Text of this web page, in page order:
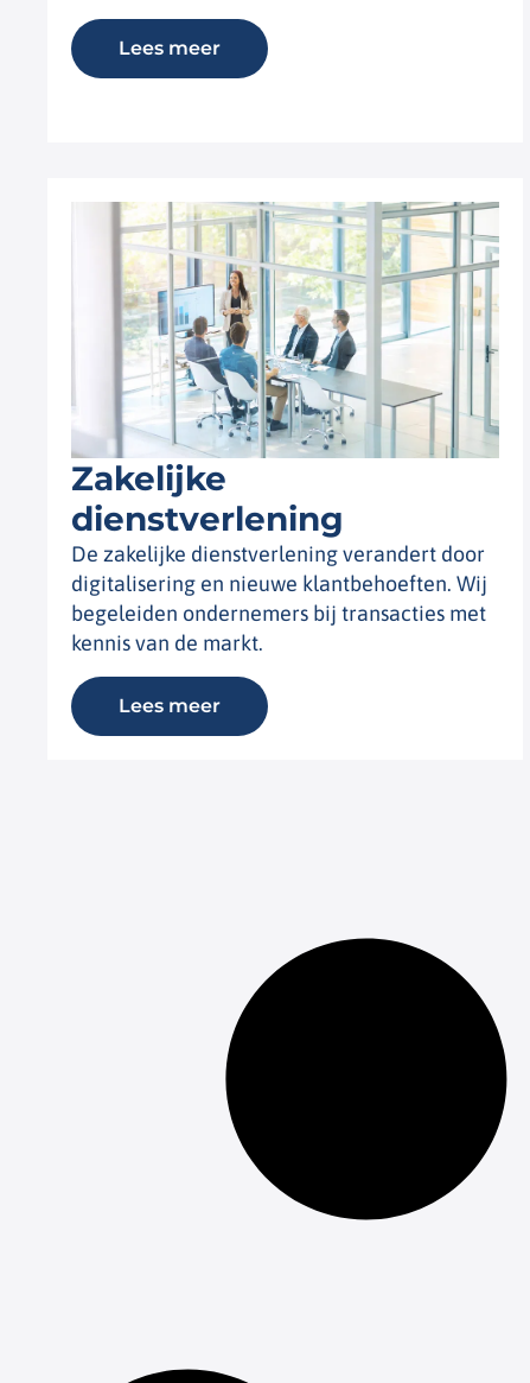
Lees meer
Zakelijke
dienstverlening
De zakelijke dienstverlening verandert door
digitalisering en nieuwe klantbehoeften. Wij
begeleiden ondernemers bij transacties met
kennis van de markt.
Lees meer